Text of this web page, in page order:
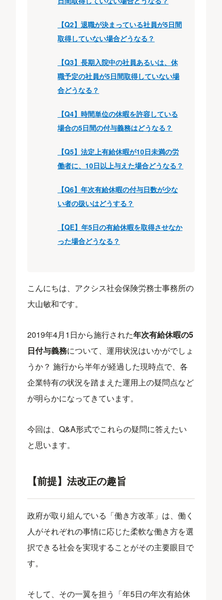
【Q2】退職が決まっている社員が5日間
取得していない場合どうなる？
【Q3】長期入院中の社員あるいは、休
職予定の社員が5日間取得していない場
合どうなる？
【Q4】時間単位の休暇を許容している
場合の5日間の付与義務はどうなる？
【Q5】法定上有給休暇が10日未満の労
働者に、10日以上与えた場合どうなる？
【Q6】年次有給休暇の付与日数が少な
い者の扱いはどうする？
【QE】年5日の有給休暇を取得させなか
った場合どうなる？
こんにちは、アクシス社会保険労務士事務所の
大山敏和です。
2019年4月1日から施行された年次有給休暇の5
日付与義務について、運用状況はいかがでしょ
うか？ 施行から半年が経過した現時点で、各
企業特有の状況を踏まえた運用上の疑問点など
が明らかになってきています。
今回は、Q&A形式でこれらの疑問に答えたい
と思います。
【前提】法改正の趣旨
政府が取り組んでいる「働き方改革」は、働く
人がそれぞれの事情に応じた柔軟な働き方を選
択できる社会を実現することがその主要眼目で
す。
そして、その一翼を担う「年5日の年次有給休